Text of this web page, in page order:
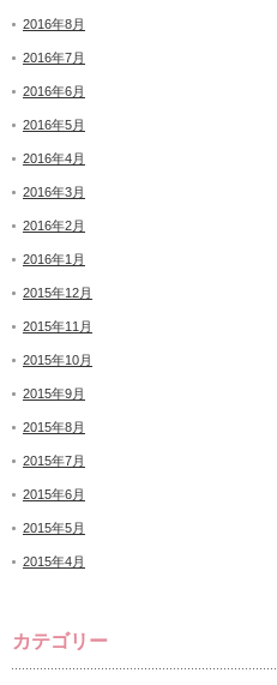
2016年8月
2016年7月
2016年6月
2016年5月
2016年4月
2016年3月
2016年2月
2016年1月
2015年12月
2015年11月
2015年10月
2015年9月
2015年8月
2015年7月
2015年6月
2015年5月
2015年4月
カテゴリー